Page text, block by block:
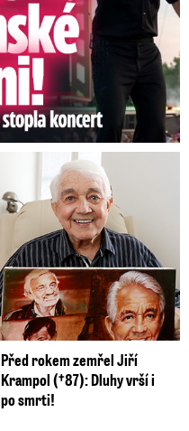
Před rokem zemřel Jiří
Krampol (†87): Dluhy vrší i
po smrti!